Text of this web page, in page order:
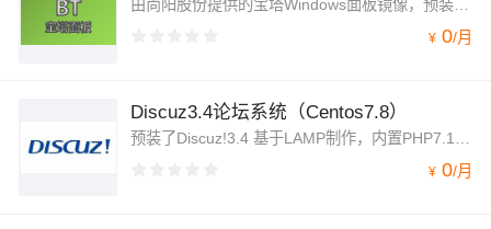
由尚阳股份提供的宝塔Windows面板镜像，预装了BT7.0，nginx等其他组件，可在云服务器上一键部署。宝塔BT面板是非常优秀的PHP集成环境管理工具，可以让用户轻松选择Apache/Nginx，MySQL，PHP等不同版本安装与切换
¥ 0/月
Discuz3.4论坛系统（Centos7.8）
¥ 0/月